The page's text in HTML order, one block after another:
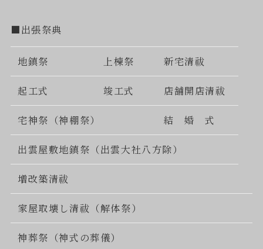
■出張祭典
地鎮祭 上棟祭 新宅清祓
起工式 竣工式 店舗開店清祓
宅神祭（神棚祭） 結 婚 式
出雲屋敷地鎮祭（出雲大社八方除）
増改築清祓
家屋取壊し清祓（解体祭）
神葬祭（神式の葬儀）